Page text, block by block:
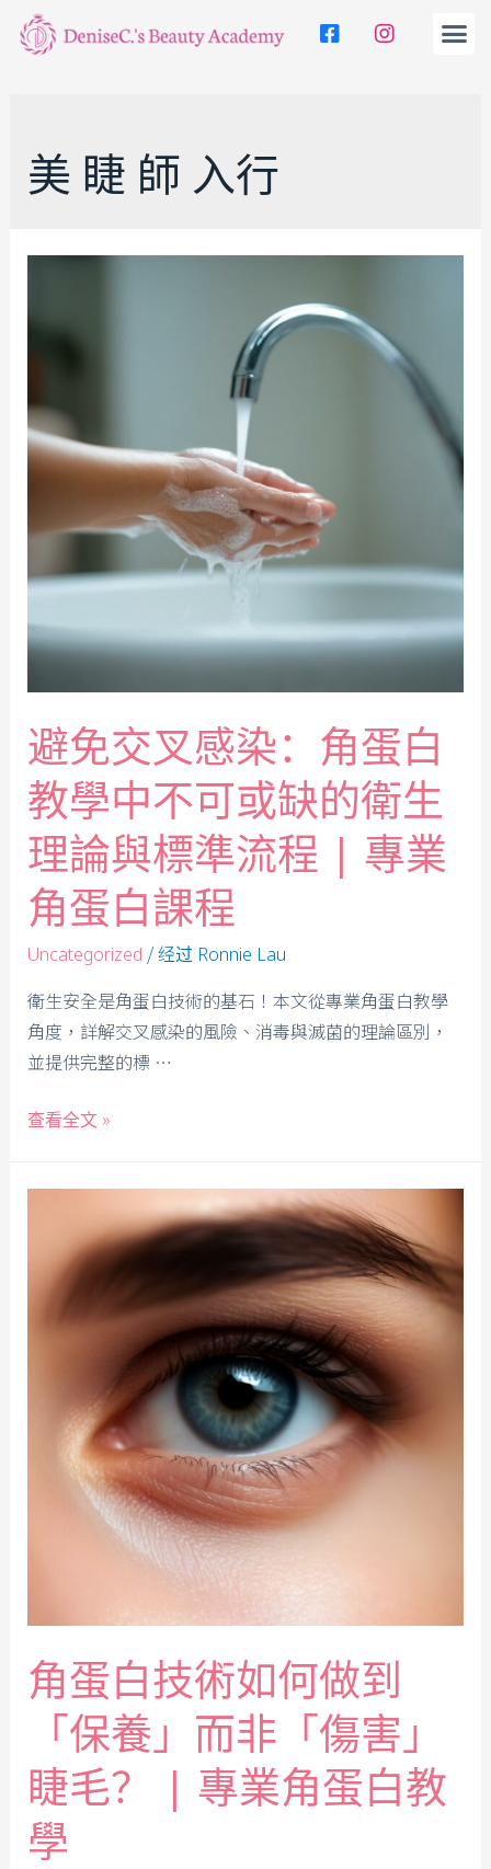
美 睫 師 入行
避免交叉感染：角蛋白
教學中不可或缺的衛生
理論與標準流程 | 專業
角蛋白課程
Uncategorized / 经过 Ronnie Lau
衛生安全是角蛋白技術的基石！本文從專業角蛋白教學
角度，詳解交叉感染的風險、消毒與滅菌的理論區別，
並提供完整的標 …
查看全文 »
角蛋白技術如何做到
「保養」而非「傷害」
睫毛？ | 專業角蛋白教
學